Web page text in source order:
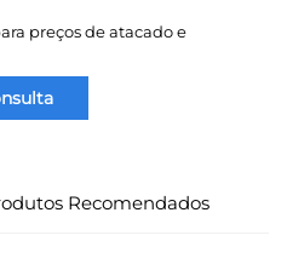
preços de atacado e
Recomendados